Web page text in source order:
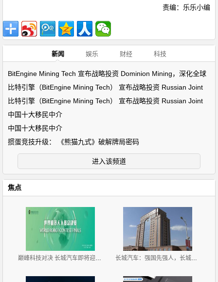
责编：乐乐小编
新闻 娱乐 财经 科技
BitEngine Mining Tech 宣布战略投资 Dominion Mining，深化全球
比特引擎（BitEngine Mining Tech） 宣布战略投资 Russian Joint
比特引擎（BitEngine Mining Tech） 宣布战略投资 Russian Joint
中国十大移民中介
中国十大移民中介
掼蛋竞技升级： 《熊猫九式》破解牌局密码
进入该频道
焦点
巅峰科技对决 长城汽车即将迎来2019世界机器人大赛总 长城汽车：强国先强人，长城高中用教育回馈社会